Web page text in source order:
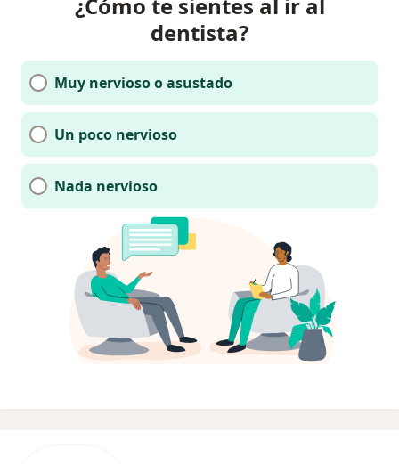
¿Cómo te sientes al ir al
dentista?
Muy nervioso o asustado
Un poco nervioso
Nada nervioso